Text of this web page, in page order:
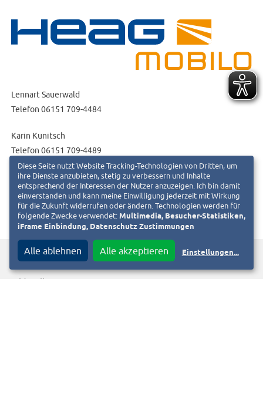
Lennart Sauerwald
Telefon 06151 709-4484
Karin Kunitsch
Telefon 06151 709-4489
E-Mail:presse@heagmobilo.de
Diesen Beitrag teilen auf f T
Diese Seite nutzt Website Tracking-Technologien von Dritten, um
ihre Dienste anzubieten, stetig zu verbessern und Inhalte
entsprechend der Interessen der Nutzer anzuzeigen. Ich bin damit
einverstanden und kann meine Einwilligung jederzeit mit Wirkung
für die Zukunft widerrufen oder ändern. Technologien werden für
folgende Zwecke verwendet: Multimedia, Besucher-Statistiken,
iFrame Einbindung, Datenschutz Zustimmungen
Alle ablehnen Alle akzeptieren Einstellungen...